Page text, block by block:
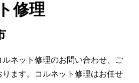
修理
ネット修理のお問い合わせ、ご
ます。コルネット修理はお任せ